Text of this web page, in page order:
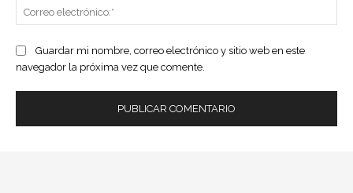
Guardar mi nombre, correo electrónico y sitio web en este
navegador la próxima vez que comente.